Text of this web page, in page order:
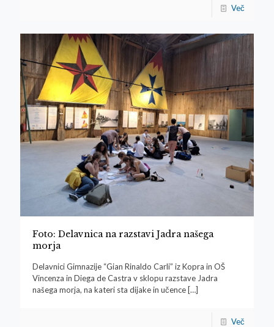
Več
Foto: Delavnica na razstavi Jadra našega
morja
Delavnici Gimnazije “Gian Rinaldo Carli” iz Kopra in OŠ
Vincenza in Diega de Castra v sklopu razstave Jadra
našega morja, na kateri sta dijake in učence […]
Več